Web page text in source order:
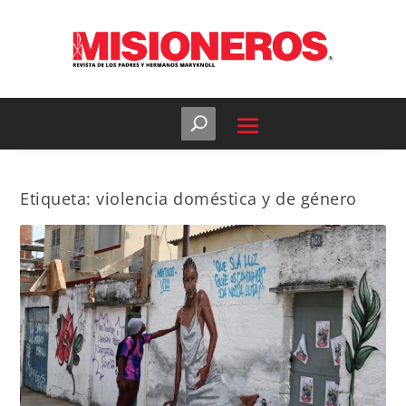
Etiqueta:violencia doméstica y de género